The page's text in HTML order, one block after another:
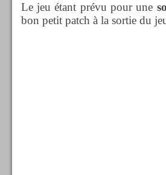
Le jeu étant prévu pour une
bon petit patch à la sortie du